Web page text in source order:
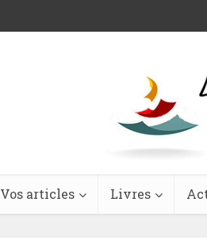
Vos articles Livres